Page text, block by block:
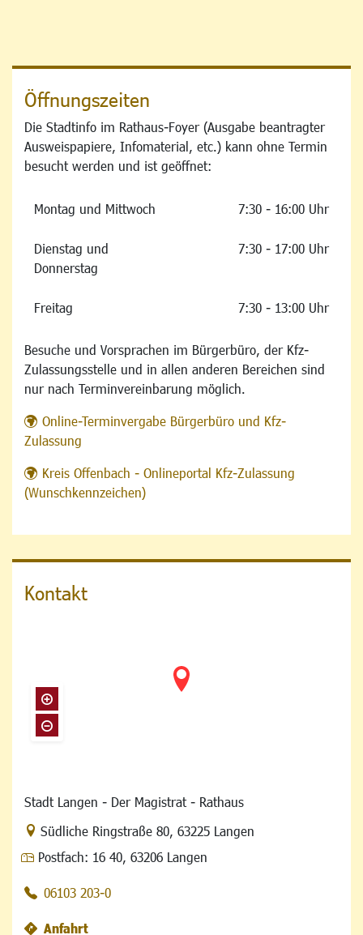
Öffnungszeiten
Die Stadtinfo im Rathaus-Foyer (Ausgabe beantragter
Ausweispapiere, Infomaterial, etc.) kann ohne Termin
besucht werden und ist geöffnet:
Montag und Mittwoch 7:30 - 16:00 Uhr
Dienstag und
Donnerstag
7:30 - 17:00 Uhr
Freitag 7:30 - 13:00 Uhr
Besuche und Vorsprachen im Bürgerbüro, der Kfz-
Zulassungsstelle und in allen anderen Bereichen sind
nur nach Terminvereinbarung möglich.
Online-Terminvergabe Bürgerbüro und Kfz-
Zulassung
Kreis Offenbach - Onlineportal Kfz-Zulassung
(Wunschkennzeichen)
Kontakt
Stadt Langen - Der Magistrat - Rathaus
Link zur Google-Maps Navigation
Südliche Ringstraße 80, 63225 Langen
Postfach: 16 40, 63206 Langen
06103 203-0
Anfahrt